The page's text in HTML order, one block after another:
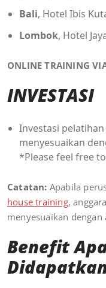
Bali, Hotel Ibis
Lombok, Hotel
ONLINE TRAINING
INVESTASI
Investasi
menyesuaikan
*Please feel free
Catatan: Apabila
house training,
menyesuaikan dengan
Benefit